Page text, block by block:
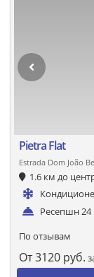
Pietra Flat
Estrada Dom João
1.6 км до
Ресепшн 24
По отзывам
От3120 руб.